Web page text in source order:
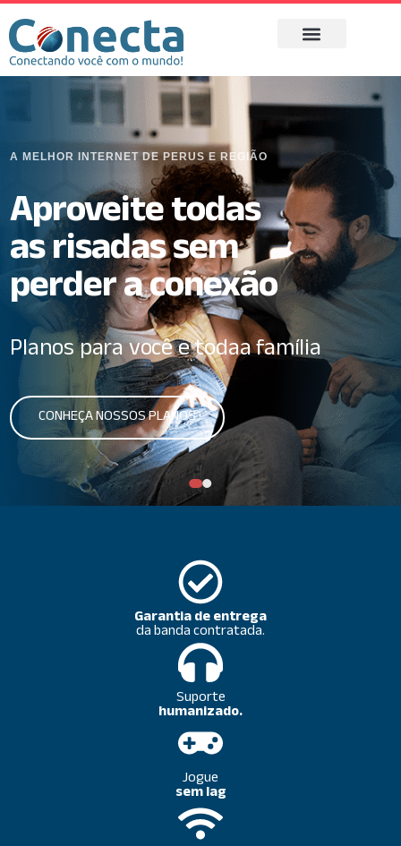
A MELHOR INTERNET DE PERUS E REGIÃO
Aproveite todas
as risadas sem
perder a conexão
Planos para você e todaa família
CONHEÇA NOSSOS PLANOS
Garantia de entrega
da banda contratada.
Suporte
humanizado.
Jogue
sem lag